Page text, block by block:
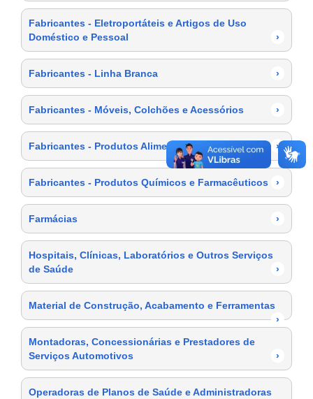
Fabricantes - Eletroportáteis e Artigos de Uso
Doméstico e Pessoal
›
Fabricantes - Linha Branca ›
Fabricantes - Móveis, Colchões e Acessórios ›
Fabricantes - Produtos Alimentícios ›
Fabricantes - Produtos Químicos e Farmacêuticos ›
Farmácias ›
Hospitais, Clínicas, Laboratórios e Outros Serviços
de Saúde
›
Material de Construção, Acabamento e Ferramentas
›
Montadoras, Concessionárias e Prestadores de
Serviços Automotivos
›
Operadoras de Planos de Saúde e Administradoras